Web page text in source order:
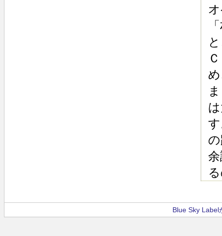
Blue Sky Label